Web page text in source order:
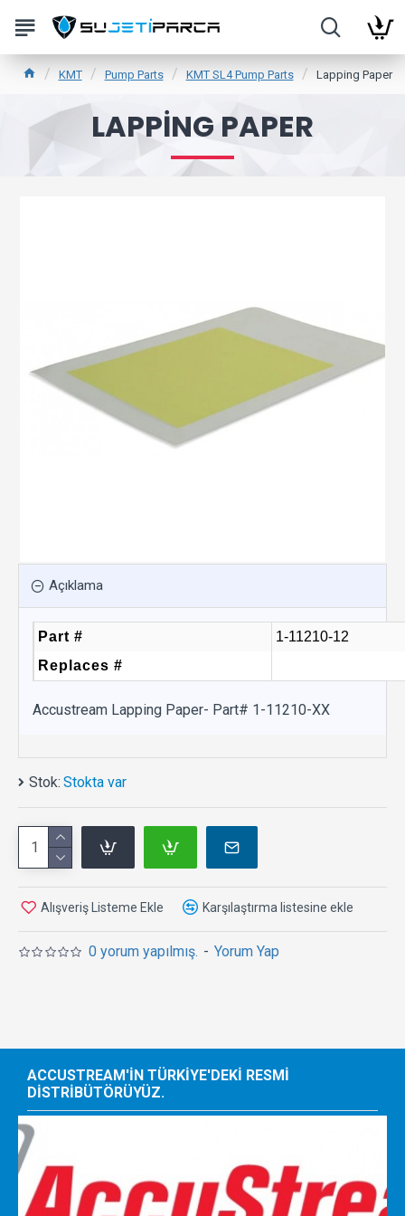
KMT Pump Parts KMT SL4 Pump Parts Lapping Paper
LAPPING PAPER
Açıklama
Part #
1-11210-12
Replaces #
Accustream Lapping Paper- Part# 1-11210-XX
Stok: Stokta var
0 yorum yapılmış. - Yorum Yap
Alışveriş Listeme Ekle Karşılaştırma listesine ekle
ACCUSTREAM'IN TÜRKIYE'DEKI RESMI
DISTRIBÜTÖRÜYÜZ.